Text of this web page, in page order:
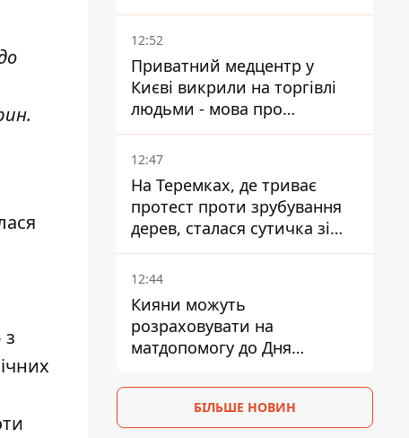
з
атаки на Добропільському
напрямку
12:52
Приватний медцентр у
Києві викрили на торгівлі
людьми - мова про
сурогатне материнство
12:47
На Теремках, де триває
протест проти зрубування
дерев, сталася сутичка зі
спецназом поліції
12:44
Кияни можуть
розраховувати на
матдопомогу до Дня
дадуть
БІЛЬШЕ НОВИН